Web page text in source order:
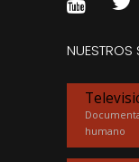
NUESTROS
humano